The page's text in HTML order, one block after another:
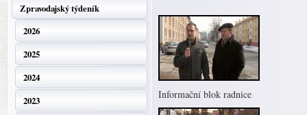
Zpravodajský týdeník
2026
2025
2024
2023
Informační blok radnice